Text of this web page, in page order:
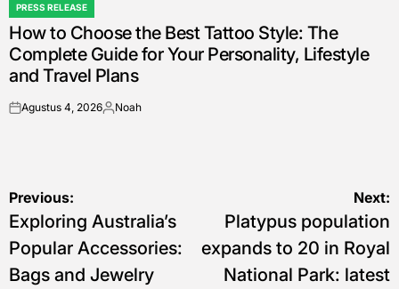
POSTED
IN
PRESS RELEASE
How to Choose the Best Tattoo Style: The
Complete Guide for Your Personality, Lifestyle
and Travel Plans
onAgustus 4, 2026Posted
Noah
Navigasi
pos
Previous:
Exploring Australia’s
Popular Accessories:
Bags and Jewelry
Next:
Platypus population
expands to 20 in Royal
National Park: latest